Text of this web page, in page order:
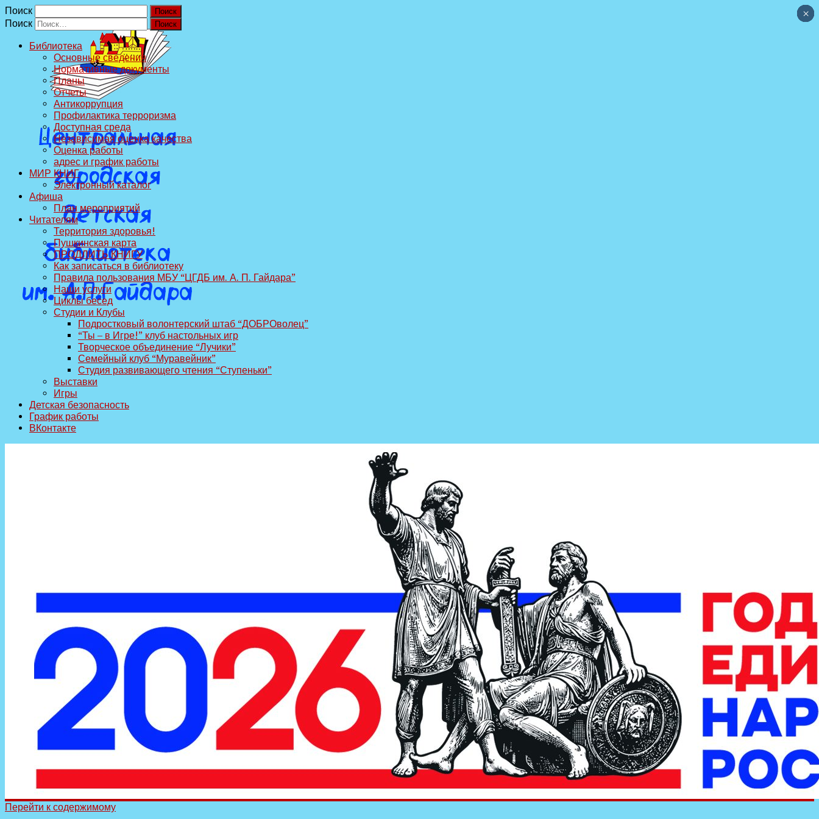
Поиск
Поиск
Библиотека
Основные сведения
Нормативные документы
Планы
Отчеты
Антикоррупция
Профилактика терроризма
Доступная среда
Независимая оценка качества
Оценка работы
адрес и график работы
МИР КНИГ
Электронный каталог
Афиша
План мероприятий
Читателям
Территория здоровья!
Пушкинская карта
ПРОДЛИТЬ КНИГУ
Как записаться в библиотеку
Правила пользования МБУ “ЦГДБ им. А. П. Гайдара”
Наши услуги
Циклы бесед
Студии и Клубы
Подростковый волонтерский штаб “ДОБРОволец”
“Ты – в Игре!” клуб настольных игр
Творческое объединение “Лучики”
Семейный клуб “Муравейник”
Студия развивающего чтения “Ступеньки”
Выставки
Игры
Детская безопасность
График работы
ВКонтакте
Перейти к содержимому
×
×
×
×
×
×
×
×
×
×